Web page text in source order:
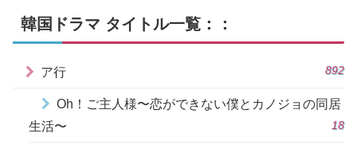
韓国ドラマ タイトル一覧：：
ア行 892
Oh！ご主人様〜恋ができない僕とカノジョの同居
生活〜
18